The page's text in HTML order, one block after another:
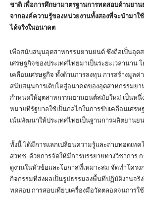
ชาติ เพื่อการศึกษามาตรฐานการทดสอบด้านยา
จากองค์ความรู้ของหน่วยงานทั้งสองที่จะนำมาใ
ได้จริงในอนาคต
เพื่อสนับสนุนอุตสาหกรรมยานยนต์ ซึ่งถือเป็นอุต
เศรษฐกิจของประเทศไทยมาเป็นระยะเวลานา
เคลื่อนเศรษฐกิจ ทั้งด้านการลงทุน การสร้างมูลค่
สนับสนุนการเติบโตสู่อนาคตของอุตสาหกรรมยา
กำหนดให้อุตสาหกรรมยานยนต์สมัยใหม่ เป็นหนึ่
หมายที่รัฐบาลใช้เป็นกลไกในการขับเคลื่อนเศร
เน้นพัฒนาให้ประเทศไทยเป็นฐานการผลิตยานย
ทั้งนี้ ได้มีการแลกเปลี่ยนความรู้และถ่ายทอดเทค
สวทช. ด้วยการจัดให้มีการบรรยายทางวิชาการ
ดูงานในหัวข้อและโอกาสที่เหมาะสม จัดทำโครง
กิจกรรมที่ส่งผลเป็นรูปธรรมลงพื้นที่ปฏิบัติงานจริ
ทดสอบ การสอบเทียบเครื่องมือวัดตลอดจนการใ